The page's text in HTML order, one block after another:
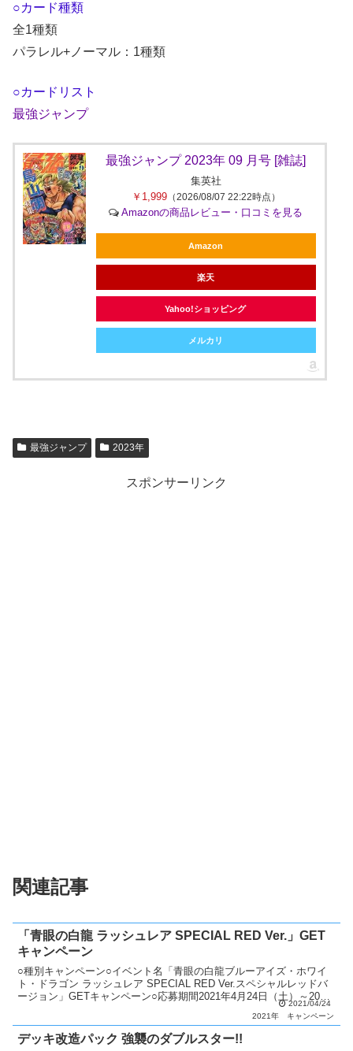
○カード種類
全1種類
パラレル+ノーマル：1種類
○カードリスト
最強ジャンプ
最強ジャンプ 2023年 09 月号 [雑誌]
集英社
￥1,999（2026/08/07 22:22時点）
Amazonの商品レビュー・口コミを見る
Amazon
楽天
Yahoo!ショッピング
メルカリ
最強ジャンプ 2023年
スポンサーリンク
関連記事
「青眼の白龍 ラッシュレア SPECIAL RED Ver.」GET
キャンペーン
○種別キャンペーン○イベント名「青眼の白龍ブルーアイズ・ホワイ
ト・ドラゴン ラッシュレア SPECIAL RED Ver.スペシャルレッドバ
ージョン」GETキャンペーン○応募期間2021年4月24日（土）～2021
2021/04/24
2021年
キャンペーン
デッキ改造パック 強襲のダブルスター!!